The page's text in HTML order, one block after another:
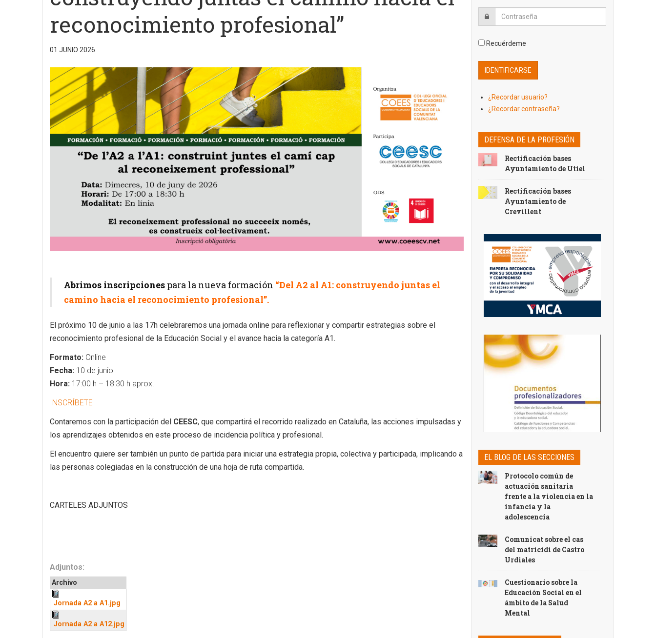
reconocimiento profesional”
01 JUNIO 2026
Abrimos inscripciones para la nueva formación “Del A2 al A1: construyendo juntas el
camino hacia el reconocimiento profesional”.
El próximo 10 de junio a las 17h celebraremos una jornada online para reflexionar y compartir estrategias sobre el
reconocimiento profesional de la Educación Social y el avance hacia la categoría A1.
Formato: Online
Fecha: 10 de junio
Hora: 17:00 h – 18:30 h aprox.
INSCRÍBETE
Contaremos con la participación del CEESC, que compartirá el recorrido realizado en Cataluña, las acciones impulsadas y
los aprendizajes obtenidos en este proceso de incidencia política y profesional.
El encuentro quiere ser también un punto de partida para iniciar una estrategia propia, colectiva y participada, implicando a
las personas colegiadas en la construcción de una hoja de ruta compartida.
CARTELES ADJUNTOS
Adjuntos:
Archivo
Jornada A2 a A1.jpg
Jornada A2 a A12.jpg
Recuérdeme
¿Recordar usuario?
¿Recordar contraseña?
DEFENSA DE LA PROFESIÓN
Rectificación bases
Ayuntamiento de Utiel
Rectificación bases
Ayuntamiento de
Crevillent
EL BLOG DE LAS SECCIONES
Protocolo común de
actuación sanitaria
frente a la violencia en la
infancia y la
adolescencia
Comunicat sobre el cas
del matricidi de Castro
Urdiales
Cuestionario sobre la
Educación Social en el
ámbito de la Salud
Mental